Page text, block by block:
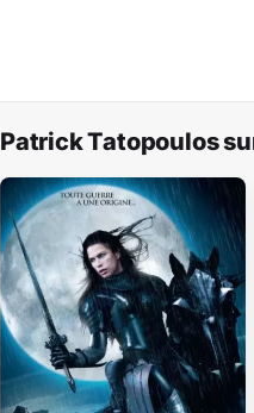
Patrick Tatopoulos